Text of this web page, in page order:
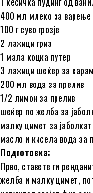
400 мл млеко за варење
100 г суво грозје
2 лажици гриз
1 мала коцка путер
3 лажици шеќер за
200 мл вода за прелив
1/2 лимон за прелив
шеќер по желба за
малку цимет за
масло и кисела вода за
Подготовка:
Прво, ставете ги
желба и малку цимет,